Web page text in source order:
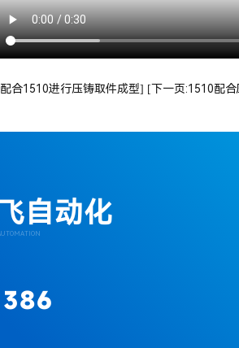
合1510进行压铸取件成型] [下一页:1510配
自动化